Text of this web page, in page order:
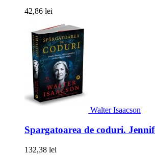
42,86 lei
Walter Isaacson
Spargatoarea de coduri.
132,38 lei